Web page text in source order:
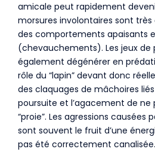
amicale peut rapidement
morsures involontaires sont très
des comportements apaisants
(chevauchements). Les jeux de
également dégénérer en
rôle du “lapin” devant donc
des claquages de mâchoires
poursuite et l’agacement de ne
“proie”. Les agressions causées
sont souvent le fruit d’une
pas été correctement canalisée.